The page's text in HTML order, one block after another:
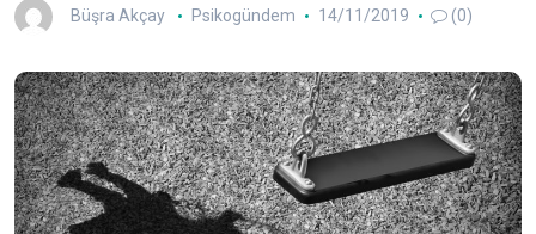
Büşra Akçay Psikogündem 14/11/2019 (0)